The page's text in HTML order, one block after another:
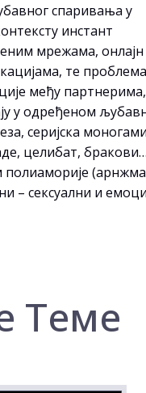
спаривања у
инстант
мрежама, онлајн
те проблема
међу партнерима,
у одређеном
серијска
целибат,
– сексуални и
Теме